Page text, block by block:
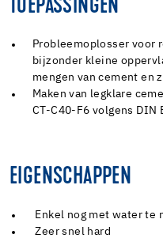
TOEPASSINGEN
Probleemoplosser voor
bijzonder kleine
mengen van cement en
Maken van legklare
CT-C40-F6 volgens DIN
EIGENSCHAPPEN
Enkel nog met water te
Zeer snel hard